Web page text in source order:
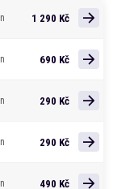
1 290 Kč
690 Kč
290 Kč
290 Kč
490 Kč